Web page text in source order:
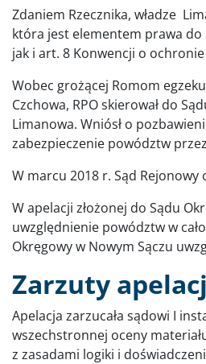
Zdaniem Rzecznika, władze
która jest elementem prawa
jak i art. 8 Konwencji o
Wobec grożącej Romom
Czchowa, RPO skierował do
Limanowa. Wniósł o
zabezpieczenie powództw
W marcu 2018 r. Sąd Rejonowy
W apelacji złożonej do Sądu
uwzględnienie powództw w
Okręgowy w Nowym Sączu
Zarzuty
Apelacja zarzucała sądowi I
wszechstronnej oceny
z zasadami logiki i